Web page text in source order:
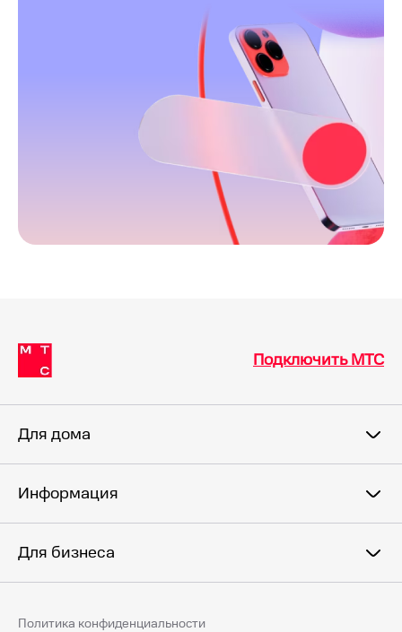
Подключить МТС
Для дома
Информация
Для бизнеса
Политика конфиденциальности